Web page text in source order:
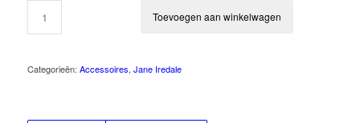
Toevoegen aan winkelwagen
Categorieën: Accessoires, Jane Iredale